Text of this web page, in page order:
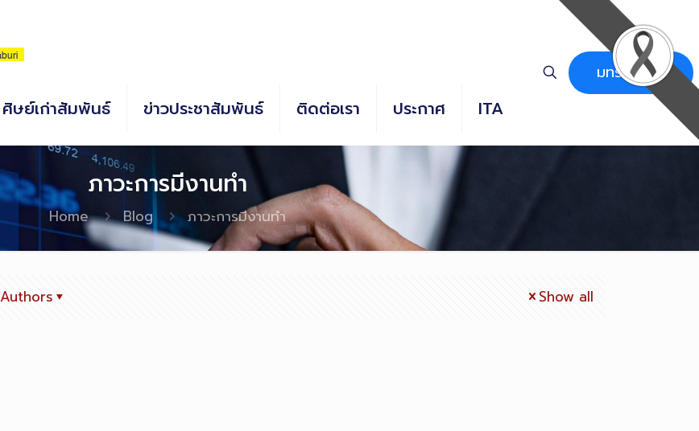
ศิษย์เก่าสัมพันธ์ ข่าวประชาสัมพันธ์ ติดต่อเรา ประกาศ ITA
มทร.ธัญบุรี
ภาวะการมีงานทำ
Home Blog ภาวะการมีงานทำ
Authors Show all